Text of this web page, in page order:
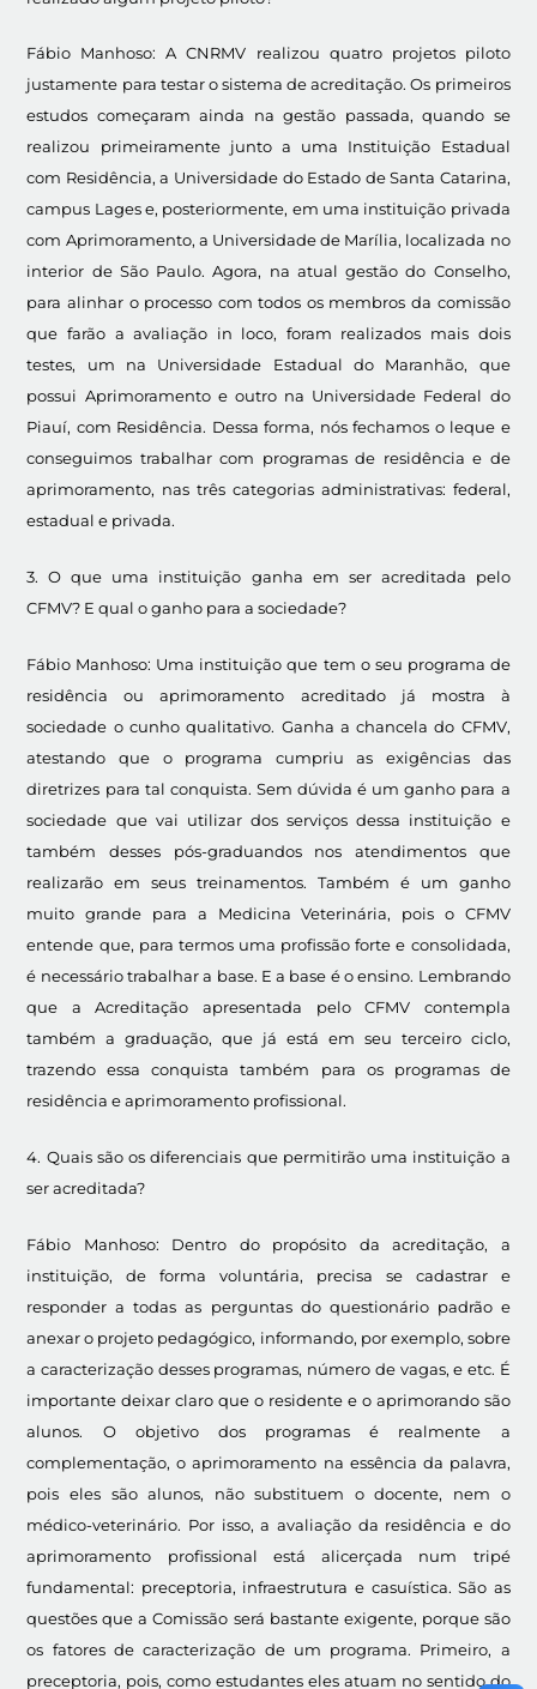
Fábio Manhoso: A CNRMV realizou quatro projetos piloto
justamente para testar o sistema de acreditação. Os primeiros
estudos começaram ainda na gestão passada, quando se
realizou primeiramente junto a uma Instituição Estadual
com Residência, a Universidade do Estado de Santa Catarina,
campus Lages e, posteriormente, em uma instituição privada
com Aprimoramento, a Universidade de Marília, localizada no
interior de São Paulo. Agora, na atual gestão do Conselho,
para alinhar o processo com todos os membros da comissão
que farão a avaliação in loco, foram realizados mais dois
testes, um na Universidade Estadual do Maranhão, que
possui Aprimoramento e outro na Universidade Federal do
Piauí, com Residência. Dessa forma, nós fechamos o leque e
conseguimos trabalhar com programas de residência e de
aprimoramento, nas três categorias administrativas: federal,
estadual e privada.
3. O que uma instituição ganha em ser acreditada pelo
CFMV? E qual o ganho para a sociedade?
Fábio Manhoso: Uma instituição que tem o seu programa de
residência ou aprimoramento acreditado já mostra à
sociedade o cunho qualitativo. Ganha a chancela do CFMV,
atestando que o programa cumpriu as exigências das
diretrizes para tal conquista. Sem dúvida é um ganho para a
sociedade que vai utilizar dos serviços dessa instituição e
também desses pós-graduandos nos atendimentos que
realizarão em seus treinamentos. Também é um ganho
muito grande para a Medicina Veterinária, pois o CFMV
entende que, para termos uma profissão forte e consolidada,
é necessário trabalhar a base. E a base é o ensino. Lembrando
que a Acreditação apresentada pelo CFMV contempla
também a graduação, que já está em seu terceiro ciclo,
trazendo essa conquista também para os programas de
residência e aprimoramento profissional.
4. Quais são os diferenciais que permitirão uma instituição a
ser acreditada?
Fábio Manhoso: Dentro do propósito da acreditação, a
instituição, de forma voluntária, precisa se cadastrar e
responder a todas as perguntas do questionário padrão e
anexar o projeto pedagógico, informando, por exemplo, sobre
a caracterização desses programas, número de vagas, e etc. É
importante deixar claro que o residente e o aprimorando são
alunos. O objetivo dos programas é realmente a
complementação, o aprimoramento na essência da palavra,
pois eles são alunos, não substituem o docente, nem o
médico-veterinário. Por isso, a avaliação da residência e do
aprimoramento profissional está alicerçada num tripé
fundamental: preceptoria, infraestrutura e casuística. São as
questões que a Comissão será bastante exigente, porque são
os fatores de caracterização de um programa. Primeiro, a
preceptoria, pois, como estudantes eles atuam no sentido do